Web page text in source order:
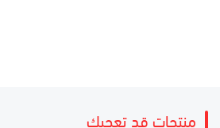
منتجات قد تعجبك